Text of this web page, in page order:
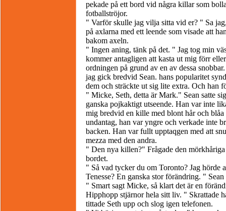
pekade på ett bord vid några killar som
fotballströjor.
" Varför skulle jag vilja sitta vid er? " Sa
på axlarna med ett leende som visade att
bakom axeln.
" Ingen aning, tänk på det. " Jag tog min
kommer antagligen att kasta ut mig förr
ordningen på grund av en av dessa
jag gick bredvid Sean. hans popularitet
dem och sträckte ut sig lite extra. Och han
" Micke, Seth, detta är Mark." Sean satte
ganska pojkaktigt utseende. Han var inte
mig bredvid en kille med blont hår och
undantag, han var yngre och verkade inte
backen. Han var fullt upptaqgen med att
mezza med den andra.
" Den nya killen?" Frågade den
bordet.
" Så vad tycker du om Toronto? Jag
Tenesse? En ganska stor förändring. "
" Smart sagt Micke, så klart det är en
Hipphopp stjärnor hela sitt liv. " Skrattade
tittade Seth upp och slog igen telefonen.